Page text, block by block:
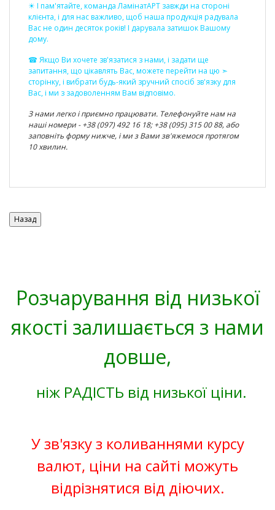
☀ І пам'ятайте, команда ЛамінатАРТ завжди на стороні
клієнта, і для нас важливо, щоб наша продукція радувала
Вас не один десяток років! І дарувала затишок Вашому
дому.
☎ Якщо Ви хочете зв'язатися з нами, і задати ще
запитання, що цікавлять Вас, можете перейти на цю ➣
сторінку, і вибрати будь-який зручний спосіб зв'язку для
Вас, і ми з задоволенням Вам відповімо.
З нами легко і приємно працювати. Телефонуйте нам на
наші номери - +38 (097) 492 16 18; +38 (095) 315 00 88, або
заповніть форму нижче, і ми з Вами зв'яжемося протягом
10 хвилин.
Розчарування від низької
якості залишається з нами
довше,
ніж РАДІСТЬ від низької ціни.
У зв'язку з коливаннями курсу
валют, ціни на сайті можуть
відрізнятися від діючих.